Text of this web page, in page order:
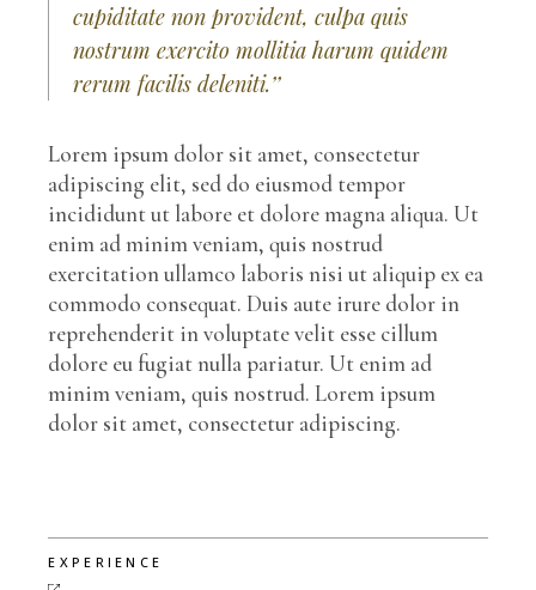
cupiditate non provident, culpa quis
nostrum exercito mollitia harum quidem
rerum facilis deleniti.’’
Lorem ipsum dolor sit amet, consectetur
adipiscing elit, sed do eiusmod tempor
incididunt ut labore et dolore magna aliqua. Ut
enim ad minim veniam, quis nostrud
exercitation ullamco laboris nisi ut aliquip ex ea
commodo consequat. Duis aute irure dolor in
reprehenderit in voluptate velit esse cillum
dolore eu fugiat nulla pariatur. Ut enim ad
minim veniam, quis nostrud. Lorem ipsum
dolor sit amet, consectetur adipiscing.
EXPERIENCE